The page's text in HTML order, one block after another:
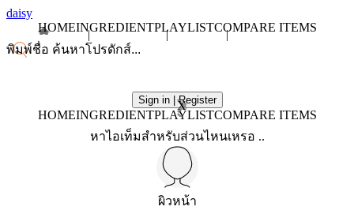
daisy
HOMEINGREDIENTPLAYLISTCOMPARE ITEMS
Sign in | Register
X
HOMEINGREDIENTPLAYLISTCOMPARE ITEMS
หาไอเท็มสำหรับส่วนไหนเหรอ ..
ผิวหน้า